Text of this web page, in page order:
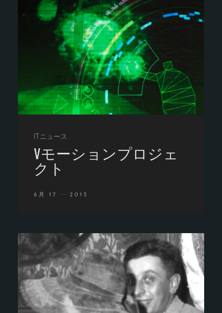
ITニュース
Vモーションプロジェ
クト
6月 17 2013